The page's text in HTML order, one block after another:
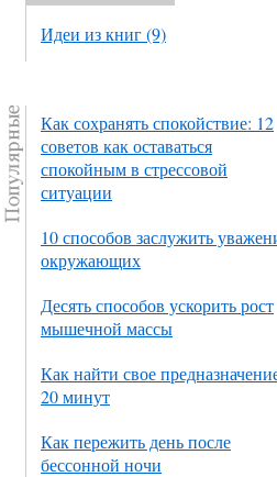
Идеи из книг (9)
Как сохранять спокойствие: 12
советов как оставаться
спокойным в стрессовой
ситуации
10 способов заслужить
окружающих
Десять способов ускорить рост
мышечной массы
Как найти свое
20 минут
Как пережить день после
бессонной ночи